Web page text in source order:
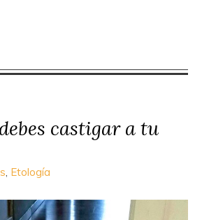
castigar a tu
, Etología